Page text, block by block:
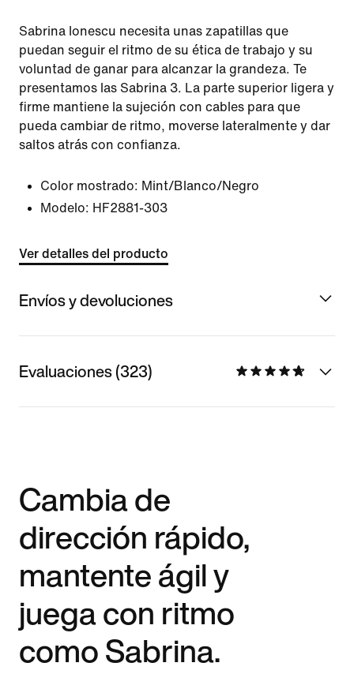
Sabrina Ionescu necesita unas zapatillas que
puedan seguir el ritmo de su ética de trabajo y su
voluntad de ganar para alcanzar la grandeza. Te
presentamos las Sabrina 3. La parte superior ligera y
firme mantiene la sujeción con cables para que
pueda cambiar de ritmo, moverse lateralmente y dar
saltos atrás con confianza.
Color mostrado: Mint/Blanco/Negro
Modelo: HF2881-303
Ver detalles del producto
Envíos y devoluciones
Evaluaciones (323)
Cambia de
dirección rápido,
mantente ágil y
juega con ritmo
como Sabrina.